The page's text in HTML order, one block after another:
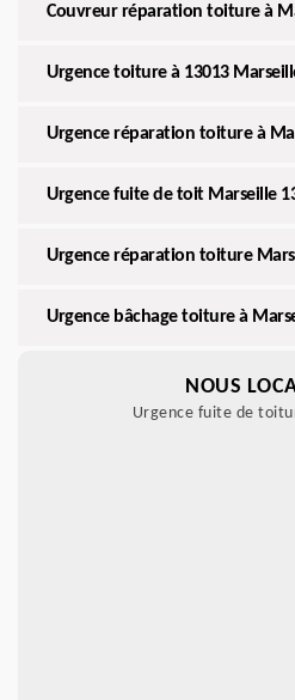
Couvreur réparation toiture à
Urgence toiture à 13013
Urgence réparation toiture à
Urgence fuite de toit Marseille
Urgence réparation toiture
Urgence bâchage toiture à
NOUS
Urgence fuite de